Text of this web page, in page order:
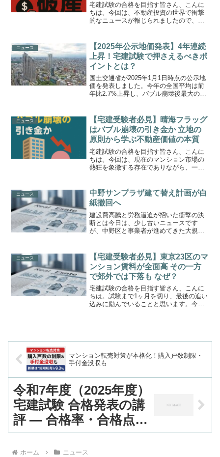
宅建試験の合格を目指す皆さん、こんに
ちは。今回は、不動産投資の世界で衝撃
的なニュースが報じられましたので、解
ション」が破産し、「100万円を出資した
元本が戻ってこないか...
ニュース
【2025年公示地価発表】4年連続
上昇！宅建試験で押さえるべきポ
イントとは？
国土交通省が2025年1月1日時点の公示地
価を発表しました。今年の全国平均は前
年比2.7%上昇し、バブル崩壊後最大の上
本記事では、公示地価の最新動向を解説
し、宅建試験に...
ニュース
【宅建受験者必見】晴海フラッグ
はバブル崩壊の引き金か 立地の
原則から学ぶ不動産価値の本質
宅建試験の合格を目指す皆さん、こんに
ちは。今回は、現在のマンション市場の
熱狂を象徴する存在でありながら、一部
「晴海フラッグ」を題材に、不動産価値
の本質について深く掘り下...
ニュース
中野サンプラザ建て替え計画が白
紙撤回へ
建設費高騰と労務逼迫が招いた衝撃の決
断とは今日は、少し古いニュースです
が、中野区と事業者が進めてきた大規模
見通しとなったニュースを取り上げま
す。長年区民に親しまれてきた...
ニュース
【宅建受験者必見】東京23区のマ
ンション賃料が全面高 その一方
で郊外では下落も なぜ？
宅建試験の合格を目指す皆さん、こんに
ちは。試験まで1ヶ月を切り、最後の追い
込みに励んでいることと思います。今回
マンション転売対策が本格化！購入戸数制限・
手付金没収も
令和7年度（2025年度）
宅建試験 合格発表の講
評 — 合格率・合格点の
変化と今後の学習ポイ
ント
ホーム ニュース